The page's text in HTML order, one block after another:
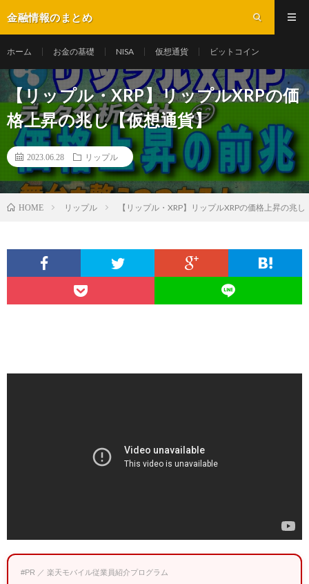
金融情報のまとめ
ホーム お金の基礎 NISA 仮想通貨 ビットコイン
【リップル・XRP】リップルXRPの価
格上昇の兆し【仮想通貨】
2023.06.28 リップル
HOME リップル 【リップル・XRP】リップルXRPの価格上昇の兆
#PR ／ 楽天モバイル従業員紹介プログラム